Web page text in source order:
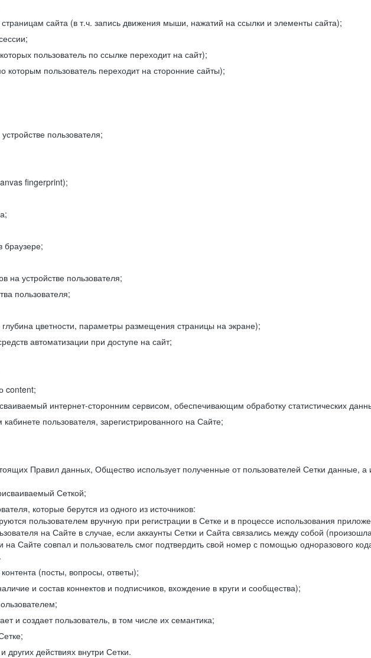
сайта (в т.ч. запись движения мыши, нажатий на ссылки и элементы сайта);
пользователь по ссылке переходит на сайт);
которым пользователь переходит на сторонние сайты);
пользователя;
fingerprint);
браузере;
на устройстве пользователя;
пользователя;
цветности, параметры размещения страницы на экране);
автоматизации при доступе на сайт;
content;
интернет-сторонним сервисом, обеспечивающим обработку статистических
пользователя, зарегистрированного на Сайте;
Правил данных, Общество использует полученные от пользователей Сетки данные, а
Сеткой;
которые берутся из одного из источников:
пользователем вручную при регистрации в Сетке и в процессе использования
на Сайте в случае, если аккаунты Сетки и Сайта связались между собой
Сайте совпал и пользователь смог подтвердить свой номер с помощью одноразового
(посты, вопросы, ответы);
и состав коннектов и подписчиков, вхождение в круги и сообщества);
и создает пользователь, в том числе их семантика;
действиях внутри Сетки.